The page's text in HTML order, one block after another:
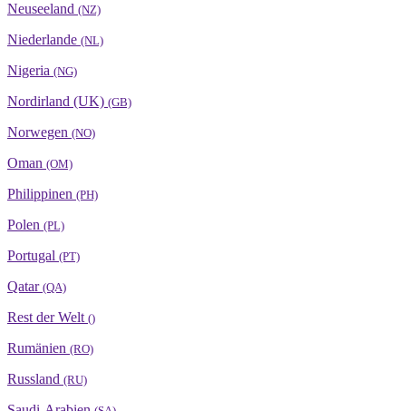
Neuseeland (NZ)
Niederlande (NL)
Nigeria (NG)
Nordirland (UK) (GB)
Norwegen (NO)
Oman (OM)
Philippinen (PH)
Polen (PL)
Portugal (PT)
Qatar (QA)
Rest der Welt ()
Rumänien (RO)
Russland (RU)